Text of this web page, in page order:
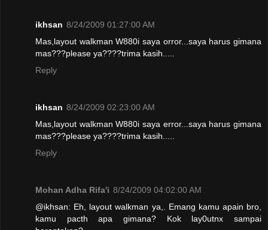
ikhsan 8/24/2009 01:27:00 AM
Mas,layout walkman W880i saya orror...saya harus gimana
mas???please ya????trima kasih.....
Reply
ikhsan 8/24/2009 02:23:00 AM
Mas,layout walkman W880i saya error...saya harus gimana
mas???please ya????trima kasih.....
Reply
Mohan Adha Rifa'i 8/24/2009 04:02:00 AM
@ikhsan: Eh, layout walkman ya,. Emang kamu apain bro,
kamu pacth apa gimana? Kok lay0utnx sampai